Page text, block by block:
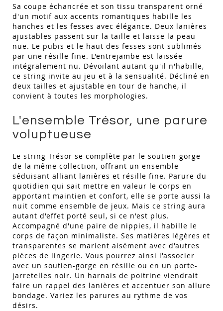
Sa coupe échancrée et son tissu transparent orné
d'un motif aux accents romantiques habille les
hanches et les fesses avec élégance. Deux lanières
ajustables passent sur la taille et laisse la peau
nue. Le pubis et le haut des fesses sont sublimés
par une résille fine. L'entrejambe est laissée
intégralement nu. Dévoilant autant qu'il n'habille,
ce string invite au jeu et à la sensualité. Décliné en
deux tailles et ajustable en tour de hanche, il
convient à toutes les morphologies.
L'ensemble Trésor, une parure
voluptueuse
Le string Trésor se complète par le soutien-gorge
de la même collection, offrant un ensemble
séduisant alliant lanières et résille fine. Parure du
quotidien qui sait mettre en valeur le corps en
apportant maintien et confort, elle se porte aussi la
nuit comme ensemble de jeux. Mais ce string aura
autant d'effet porté seul, si ce n'est plus.
Accompagné d'une paire de nippies, il habille le
corps de façon minimaliste. Ses matières légères et
transparentes se marient aisément avec d'autres
pièces de lingerie. Vous pourrez ainsi l'associer
avec un soutien-gorge en résille ou en un porte-
jarretelles noir. Un harnais de poitrine viendrait
faire un rappel des lanières et accentuer son allure
bondage. Variez les parures au rythme de vos
désirs.